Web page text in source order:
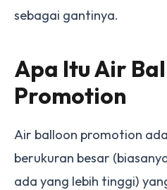
sebagai gantinya.
Apa Itu Air
Promotion
Air balloon promotion
berukuran besar
ada yang lebih tinggi)